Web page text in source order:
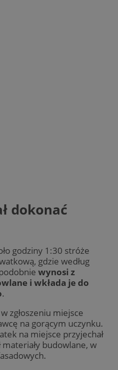
dokonać
godziny 1:30 stróże
gdzie według
wynosi z
i wkłada je do
.
zgłoszeniu miejsce
na gorącym uczynku.
na miejsce przyjechał
materiały budowlane, w